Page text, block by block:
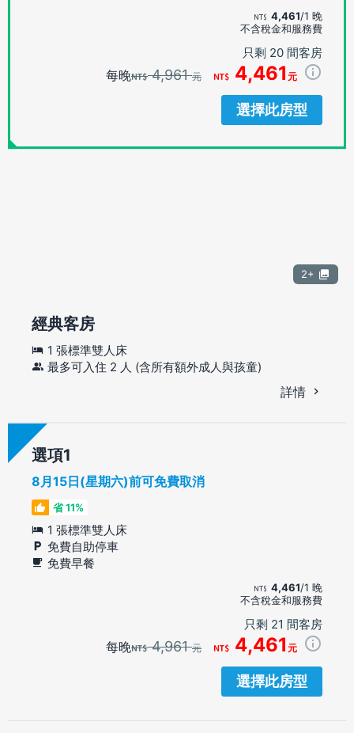
4,461/1 晚
不含稅金和服務費
只剩 20 間客房
每晚 4,961元 4,461 元
選擇此房型
2+
經典客房
1 張標準雙人床
最多可入住 2 人 (含所有額外成人與孩童)
詳情
選項
8月15日(星期六)前可免費取消
省 11%
1 張標準雙人床
免費自助停車
免費早餐
4,461/1 晚
不含稅金和服務費
只剩 21 間客房
每晚 4,961元 4,461 元
選擇此房型